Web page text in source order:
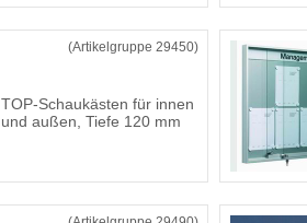
(Artikelgruppe 29450)
TOP-Schaukästen für innen
und außen, Tiefe 120 mm